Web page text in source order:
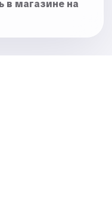
в магазине на